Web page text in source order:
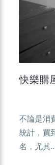
快樂購
不論是消
統計，買
名，尤其